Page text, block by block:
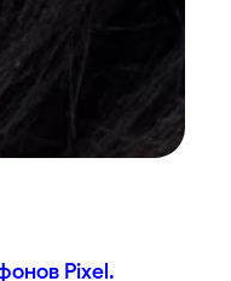
Pixel.